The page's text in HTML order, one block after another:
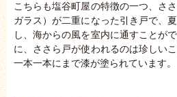
こちらも塩谷町屋の特徴の一つ、さ
ガラス）が二重になった引き戸で、
し、海からの風を室内に通すことが
に、ささら戸が使われるのは珍しい
一本一本にまで漆が塗られています。